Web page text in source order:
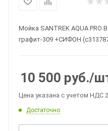
Мойка SANTREK AQUA PRO
графит-309 +СИФОН
10 500 руб./
Цена указана с учетом НДС
Достаточно